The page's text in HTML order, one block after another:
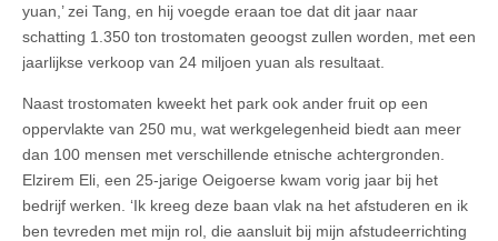
yuan,’ zei Tang, en hij voegde eraan toe dat dit jaar naar
schatting 1.350 ton trostomaten geoogst zullen worden, met een
jaarlijkse verkoop van 24 miljoen yuan als resultaat.
Naast trostomaten kweekt het park ook ander fruit op een
oppervlakte van 250 mu, wat werkgelegenheid biedt aan meer
dan 100 mensen met verschillende etnische achtergronden.
Elzirem Eli, een 25-jarige Oeigoerse kwam vorig jaar bij het
bedrijf werken. ‘Ik kreeg deze baan vlak na het afstuderen en ik
ben tevreden met mijn rol, die aansluit bij mijn afstudeerrichting